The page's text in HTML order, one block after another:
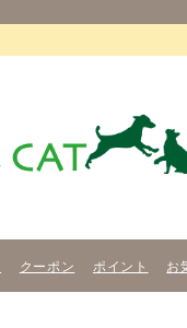
クーポン ポイント お